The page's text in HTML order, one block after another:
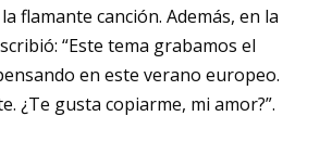
flamante canción. Además, en la
“Este tema grabamos el
en este verano europeo.
¿Te gusta copiarme, mi amor?”.